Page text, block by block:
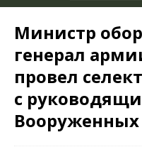
Министр
генерал
провел
с